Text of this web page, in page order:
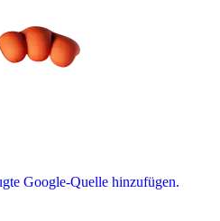
Google-Quelle hinzufügen.